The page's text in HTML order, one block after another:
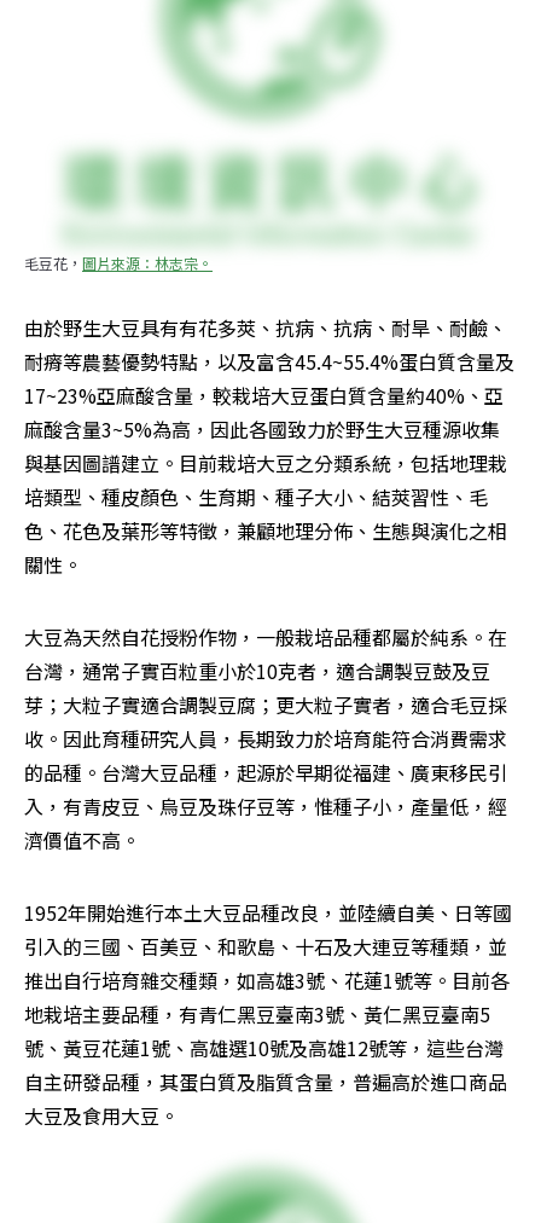
毛豆花， 圖片來源：林志宗。
由於野生大豆具有有花多莢、抗病、抗病、耐旱、耐鹼、
耐瘠等農藝優勢特點，以及富含45.4~55.4%蛋白質含量及
17~23%亞麻酸含量，較栽培大豆蛋白質含量約40%、亞
麻酸含量3~5%為高，因此各國致力於野生大豆種源收集
與基因圖譜建立。目前栽培大豆之分類系統，包括地理栽
培類型、種皮顏色、生育期、種子大小、結莢習性、毛
色、花色及葉形等特徵，兼顧地理分佈、生態與演化之相
關性。
大豆為天然自花授粉作物，一般栽培品種都屬於純系。在
台灣，通常子實百粒重小於10克者，適合調製豆鼓及豆
芽；大粒子實適合調製豆腐；更大粒子實者，適合毛豆採
收。因此育種研究人員，長期致力於培育能符合消費需求
的品種。台灣大豆品種，起源於早期從福建、廣東移民引
入，有青皮豆、烏豆及珠仔豆等，惟種子小，產量低，經
濟價值不高。
1952年開始進行本土大豆品種改良，並陸續自美、日等國
引入的三國、百美豆、和歌島、十石及大連豆等種類，並
推出自行培育雜交種類，如高雄3號、花蓮1號等。目前各
地栽培主要品種，有青仁黑豆臺南3號、黃仁黑豆臺南5
號、黃豆花蓮1號、高雄選10號及高雄12號等，這些台灣
自主研發品種，其蛋白質及脂質含量，普遍高於進口商品
大豆及食用大豆。